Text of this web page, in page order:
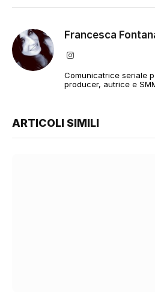
Francesca
Instagram
Comunicatrice seriale
producer, autrice e
ARTICOLI SIMILI